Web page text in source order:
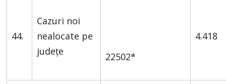
44.
Cazuri noi
nealocate pe
județe
22502*
4.418